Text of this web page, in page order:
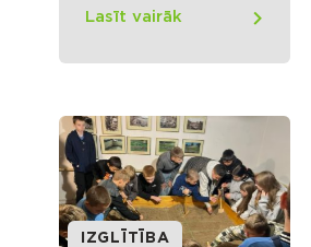
Lasīt vairāk
IZGLĪTĪBA